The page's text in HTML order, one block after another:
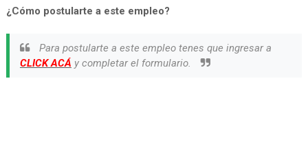
¿Cómo postularte a este empleo?
Para postularte a este empleo tenes que ingresar a
CLICK ACÁ y completar el formulario.